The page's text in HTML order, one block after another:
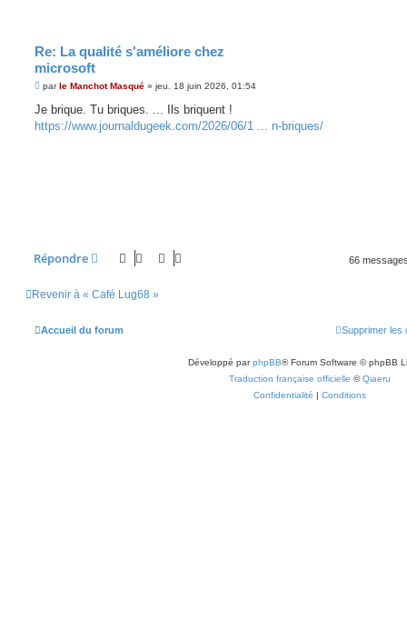
Re: La qualité s'améliore chez
microsoft
M
s
a
parle Manchot Masqué » jeu. 18 juin 2026, 01:54
Je brique. Tu briques. ... Ils briquent !
https://www.journaldugeek.com/2026/06/1 ... n-briques/
Répondre 66
Revenir à « Café Lug68 »
Accueil du forum Supprimer les
Développé parphpBB® Forum Software © phpBB
Traduction française officielle ©Qiaeru
Confidentialité | Conditions